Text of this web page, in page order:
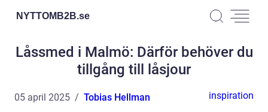
NYTTOMB2B.se
Låssmed i Malmö: Därför behöver du
tillgång till låsjour
05 april 2025 Tobias Hellman inspiration